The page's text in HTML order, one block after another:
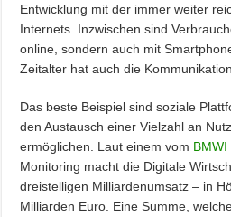
Entwicklung mit der immer weiter
Internets. Inzwischen sind
online, sondern auch mit
Zeitalter hat auch die
Das beste Beispiel sind soziale
den Austausch einer Vielzahl an
ermöglichen. Laut einem vom BMWI
Monitoring macht die Digitale
dreistelligen Milliardenumsatz – in
Milliarden Euro. Eine Summe,